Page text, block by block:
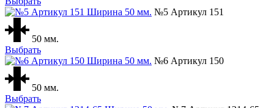
№5 Артикул 151
50 мм.
Выбрать
№6 Артикул 150
50 мм.
Выбрать